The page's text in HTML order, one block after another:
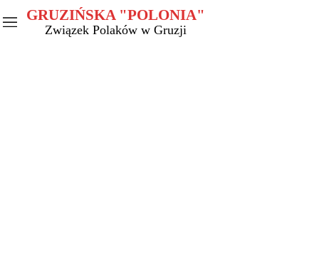
GRUZIŃSKA "POLONIA"
Związek Polaków w Gruzji